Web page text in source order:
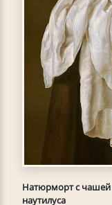
Натюрморт с чашей
наутилуса